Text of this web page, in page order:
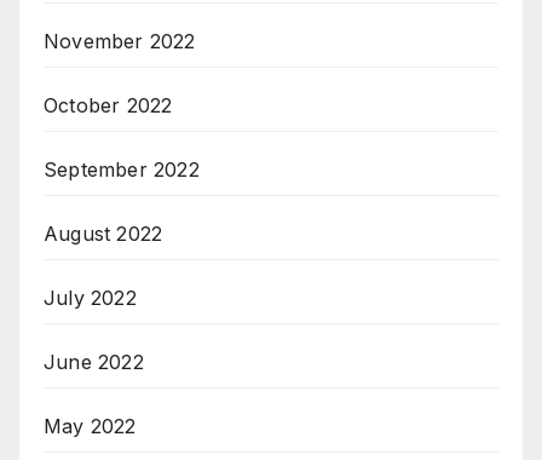
November 2022
October 2022
September 2022
August 2022
July 2022
June 2022
May 2022